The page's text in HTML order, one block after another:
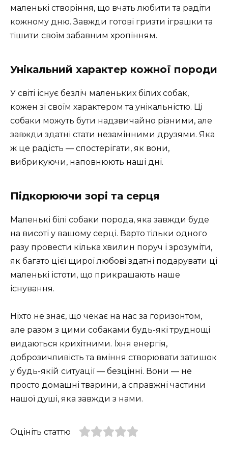
маленькі створіння, що вчать любити та радіти
кожному дню. Завжди готові гризти іграшки та
тішити своїм забавним хропінням.
Унікальний характер кожної породи
У світі існує безліч маленьких білих собак,
кожен зі своїм характером та унікальністю. Ці
собаки можуть бути надзвичайно різними, але
завжди здатні стати незамінними друзями. Яка
ж це радість — спостерігати, як вони,
вибрикуючи, наповнюють наші дні.
Підкорюючи зорі та серця
Маленькі білі собаки порода, яка завжди буде
на висоті у вашому серці. Варто тільки одного
разу провести кілька хвилин поруч і зрозуміти,
як багато цієї щирої любові здатні подарувати ці
маленькі істоти, що прикрашають наше
існування.
Ніхто не знає, що чекає на нас за горизонтом,
але разом з цими собаками будь-які труднощі
видаються крихітними. Їхня енергія,
доброзичливість та вміння створювати затишок
у будь-якій ситуації — безцінні. Вони — не
просто домашні тварини, а справжні частини
нашої душі, яка завжди з нами.
Оцініть статтю